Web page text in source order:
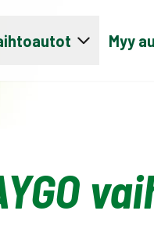
Myy